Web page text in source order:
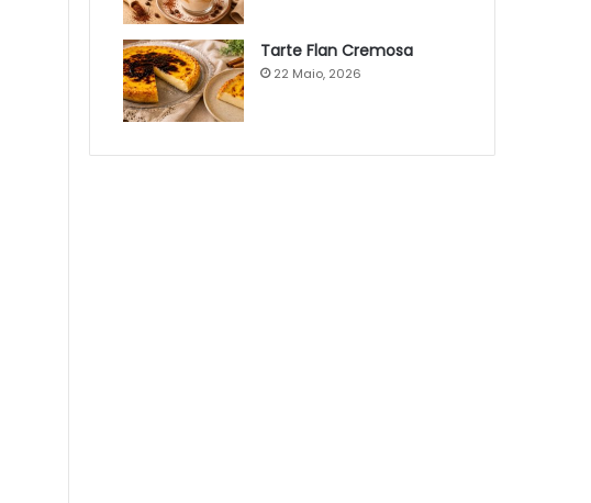
Tarte Flan Cremosa
22 Maio, 2026